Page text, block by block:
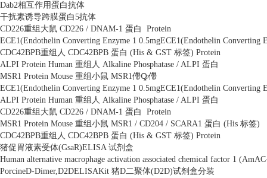
Dab2相互作用蛋白抗体
干扰素诱导跨膜蛋白5抗体
CD226重组大鼠 CD226 / DNAM-1 蛋白
Protein
ECE1(Endothelin Converting Enzyme 1 0.5mgECE1(Endothelin Converting
CDC42BPB重组人 CDC42BPB 蛋白 (His & GST 标签) Protein
ALPI Protein Human 重组人 Alkaline Phosphatase / ALPI 蛋白
MSR1 Protein Mouse 重组小鼠 MSR1僀Ꝙ僀
ECE1(Endothelin Converting Enzyme 1 0.5mgECE1(Endothelin Converting
ALPI Protein Human 重组人 Alkaline Phosphatase / ALPI 蛋白
CD226重组大鼠 CD226 / DNAM-1 蛋白
Protein
MSR1 Protein Mouse 重组小鼠 MSR1 / CD204 / SCARA1 蛋白 (His 标签)
CDC42BPB重组人 CDC42BPB 蛋白 (His & GST 标签) Protein
猪促胃液素受体(GsaR)ELISA 试剂盒
Human alternative macrophage activation associated chemical factor 1
PorcineD-Dimer,D2DELISAKit 猪D二聚体(D2D)试剂盒分装